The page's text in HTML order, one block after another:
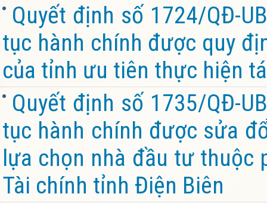
Quyết định số 1724/QĐ-
tục hành chính được quy
của tỉnh ưu tiên thực hiện
Quyết định số 1735/QĐ-
tục hành chính được sửa
lựa chọn nhà đầu tư thuộc
Tài chính tỉnh Điện Biên